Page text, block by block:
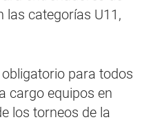
las categorías U11,
para todos
cargo equipos en
los torneos de la